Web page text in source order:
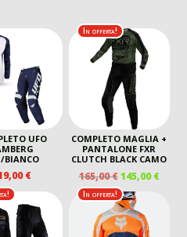
UFO
BIANCO
€
In offerta!
COMPLETO MAGLIA +
PANTALONE FXR
CLUTCH BLACK CAMO
165,00€ IL
PREZZO
ORIGINALE
ERA:
165,00 €.
145,00€IL
In offerta!